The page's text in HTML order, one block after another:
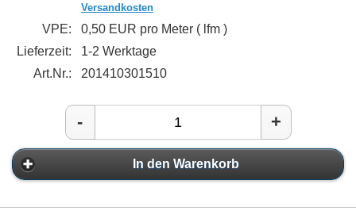
Versandkosten
VPE:
0,50 EUR pro Meter ( lfm )
Lieferzeit:
1-2 Werktage
Art.Nr.:
201410301510
- +
In den Warenkorb